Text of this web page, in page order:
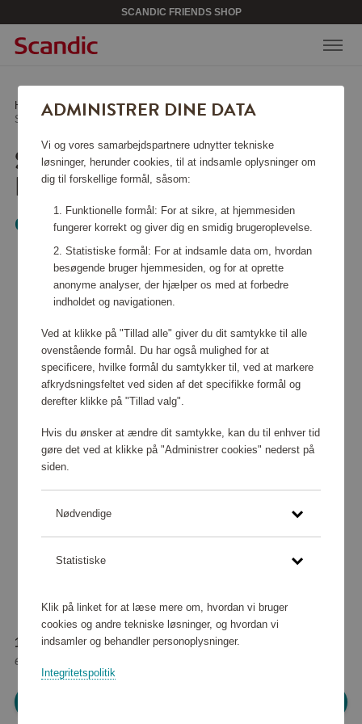
SCANDIC FRIENDS SHOP
Hjem /Skønhed & accessories /Solbriller /
Sylas Polished Clear Prizm Sapphire
SYLAS POLISHED CLEAR
PRIZM SAPPHIRE
Oakley
121 000 point
eller
ADMINISTRER DINE DATA
Vi og vores samarbejdspartnere udnytter tekniske
løsninger, herunder cookies, til at indsamle oplysninger om
dig til forskellige formål, såsom:
Funktionelle formål: For at sikre, at hjemmesiden
fungerer korrekt og giver dig en smidig brugeroplevelse.
Statistiske formål: For at indsamle data om, hvordan
besøgende bruger hjemmesiden, og for at oprette
anonyme analyser, der hjælper os med at forbedre
indholdet og navigationen.
Ved at klikke på "Tillad alle" giver du dit samtykke til alle
ovenstående formål. Du har også mulighed for at
specificere, hvilke formål du samtykker til, ved at markere
afkrydsningsfeltet ved siden af det specifikke formål og
derefter klikke på "Tillad valg".
Hvis du ønsker at ændre dit samtykke, kan du til enhver tid
gøre det ved at klikke på "Administrer cookies" nederst på
siden.
Nødvendige
Statistiske
Klik på linket for at læse mere om, hvordan vi bruger
cookies og andre tekniske løsninger, og hvordan vi
indsamler og behandler personoplysninger.
Integritetspolitik